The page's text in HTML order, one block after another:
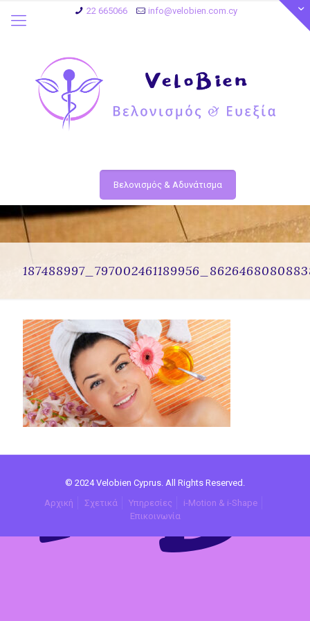
22 665066 info@velobien.com.cy
Βελονισμός & Αδυνάτισμα
© 2024 Velobien Cyprus. All Rights Reserved.
Αρχική
Σχετικά Υπηρεσίες
i-Motion & i-Shape
Επικοινωνία